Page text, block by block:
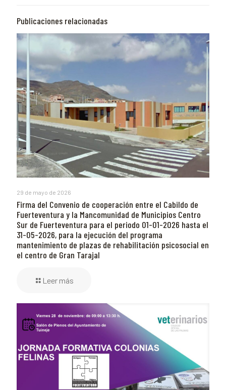
Publicaciones relacionadas
29 de mayo de 2026
Firma del Convenio de cooperación entre el Cabildo de
Fuerteventura y la Mancomunidad de Municipios Centro
Sur de Fuerteventura para el periodo 01-01-2026 hasta el
31-05-2026, para la ejecución del programa
mantenimiento de plazas de rehabilitación psicosocial en
el centro de Gran Tarajal
Leer más